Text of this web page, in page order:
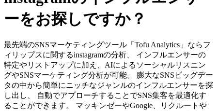
ーをお探しですか？
最先端のSNSマーケティングツール「Tofu Analytics」ならフ
ィリップスに関するinstagramの分析、 インフルエンサーの
特定やリストアップに加え、AIによるソーシャルリスニン
グやSNSマーケティング分析が可能。 膨大なSNSビッグデー
タの中から簡単にニッチなジャンルのインフルエンサーを探
し出し、 自動でアプローチすることでSNS集客を最適化す
ることができます。 マッキンゼーやGoogle、リクルートや